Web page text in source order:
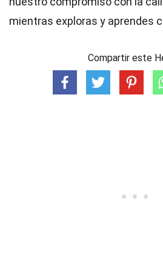
mientras exploras y aprendes
Compartir este